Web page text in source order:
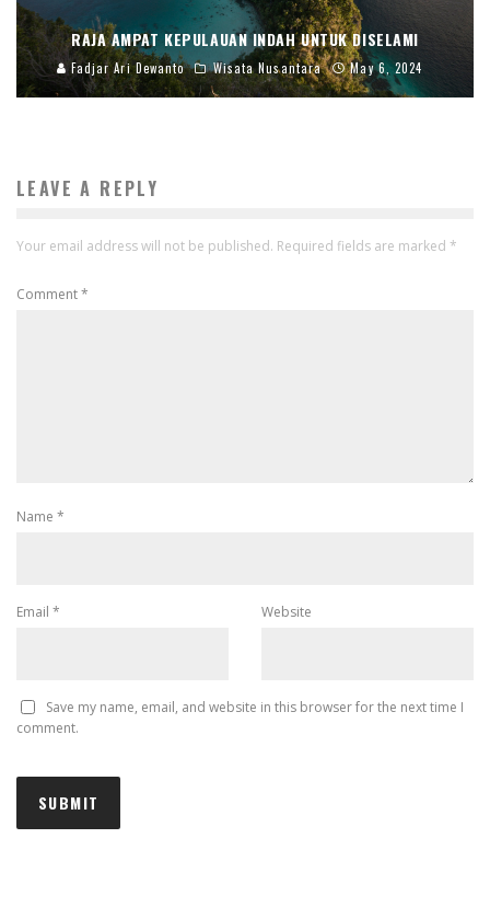
RAJA AMPAT KEPULAUAN INDAH UNTUK DISELAMI
Fadjar Ari Dewanto Wisata Nusantara May 6, 2024
LEAVE A REPLY
Your email address will not be published. Required fields are marked *
Comment*
Name *
Email * Website
Save my name, email, and website in this browser for the next time I
comment.